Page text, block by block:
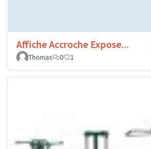
Affiche Accroche Expose...
Thomas
0 1